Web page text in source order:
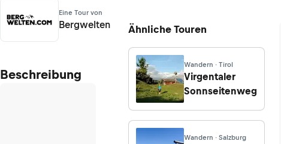
Eine Tour von
Bergwelten
Beschreibung
Ähnliche Touren
Wandern · Tirol
Virgentaler
Sonnseitenweg
Wandern · Salzburg